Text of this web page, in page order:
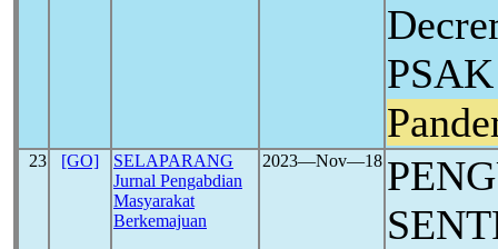
23 [GO]
SELAPARANG
Jurnal Pengabdian
Masyarakat
Berkemajuan
2023―Nov―18